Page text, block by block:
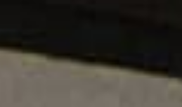
From the everlasting classics to modern
literature of the future generation.